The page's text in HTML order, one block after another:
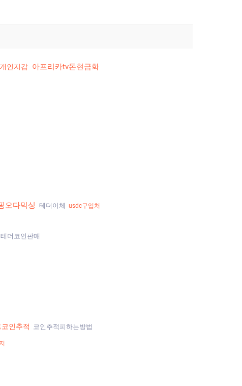
인지갑 아프리카tv돈현금화
오다믹싱 테더이체 usdc구입처
테더코인판매
인추적 코인추적피하는방법